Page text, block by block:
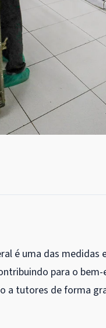
é uma das medidas
para o
a tutores de forma